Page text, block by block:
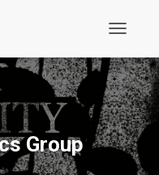
Group